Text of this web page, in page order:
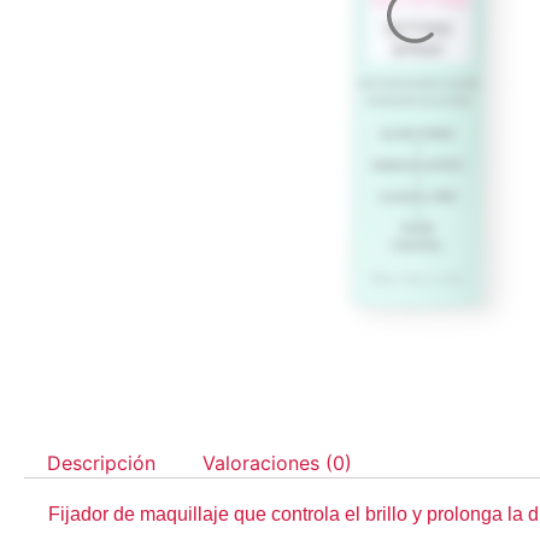
Descripción Valoraciones (0)
Fijador de maquillaje que controla el brillo y prolonga la